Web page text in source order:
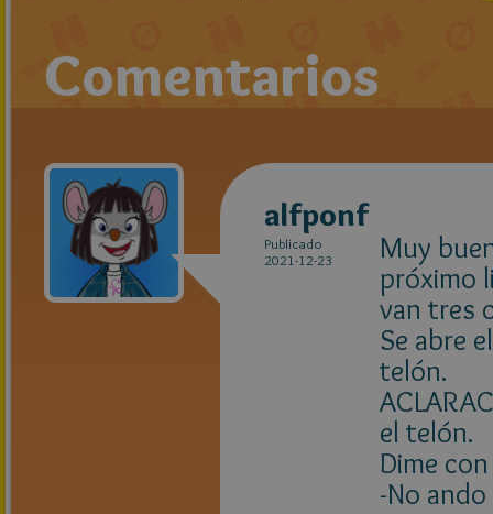
Comentarios
alfponf
Publicado
2021-12-23
Muy
próximo
van tres
Se abre
telón.
el telón.
Dime
-No